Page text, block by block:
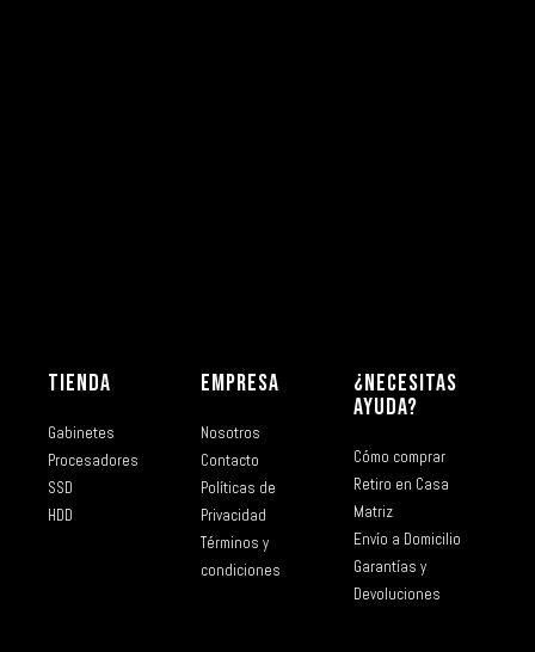
TIENDA
Gabinetes
Procesadores
SSD
HDD
EMPRESA
Nosotros
Contacto
Políticas de
Privacidad
Términos y
condiciones
¿NECESITAS
AYUDA?
Cómo comprar
Retiro en Casa
Matriz
Envío a Domicilio
Garantías y
Devoluciones